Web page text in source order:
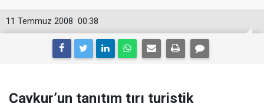
00:38
11 Temmuz 2008
Çaykur’un tanıtım tırı turistik